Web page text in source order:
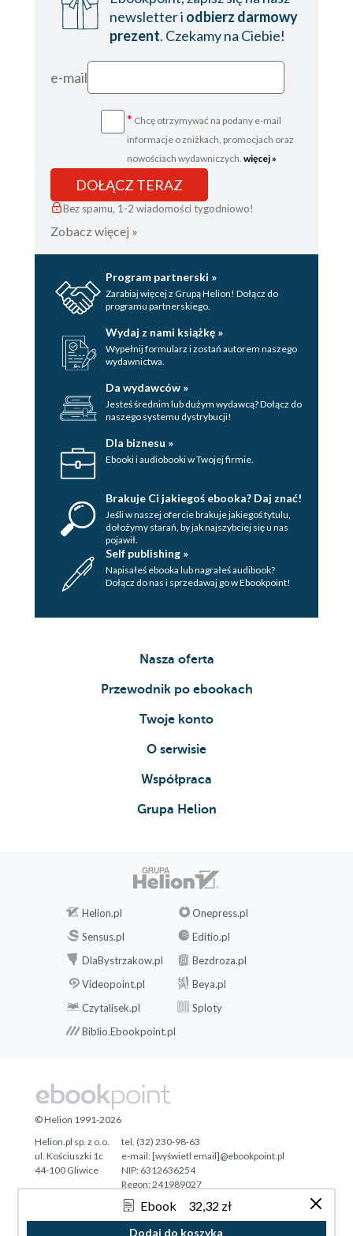
Ebook 32,32 zł
Dodaj do koszyka
newsletter i odbierz darmowy
prezent. Czekamy na Ciebie!
e-mail
* Chcę otrzymywać na podany e-mail
informacje o zniżkach, promocjach oraz
nowościach wydawniczych. więcej »
DOŁĄCZ TERAZ
Bez spamu, 1-2 wiadomości tygodniowo!
Zobacz więcej »
Program partnerski »
Zarabiaj więcej z Grupą Helion! Dołącz do
programu partnerskiego.
Wydaj z nami książkę »
Wypełnij formularz i zostań autorem naszego
wydawnictwa.
Da wydawców »
Jesteś średnim lub dużym wydawcą? Dołącz do
naszego systemu dystrybucji!
Dla biznesu »
Ebooki i audiobooki w Twojej firmie.
Brakuje Ci jakiegoś ebooka? Daj znać!
Jeśli w naszej ofercie brakuje jakiegoś tytulu,
dołożymy starań, by jak najszybciej się u nas
pojawił.
Self publishing »
Napisałeś ebooka lub nagrałeś audibook?
Dołącz do nas i sprzedawaj go w Ebookpoint!
Nasza oferta
Przewodnik po ebookach
Twoje konto
O serwisie
Współpraca
Grupa Helion
Helion.pl
Onepress.pl
Sensus.pl
Editio.pl
DlaBystrzakow.pl
Bezdroza.pl
Videopoint.pl
Beya.pl
Czytalisek.pl
Sploty
Biblio.Ebookpoint.pl
Tonik.pl
© Helion 1991-2026
Helion.pl sp. z o.o.
ul. Kościuszki 1c
44-100 Gliwice
tel. (32) 230-98-63
e-mail:[wyświetl email]@ebookpoint.pl
NIP: 6312636254
Regon: 241989027